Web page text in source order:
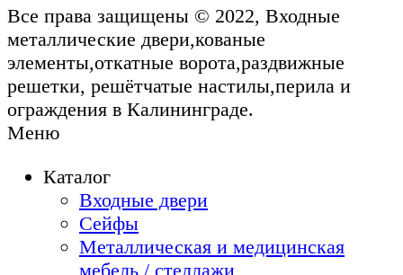
Все права защищены © 2022, Входные
металлические двери,кованые
элементы,откатные ворота,раздвижные
решетки, решётчатые настилы,перила и
ограждения в Калининграде.
Меню
Каталог
Входные двери
Сейфы
Металлическая и медицинская
мебель / стеллажи